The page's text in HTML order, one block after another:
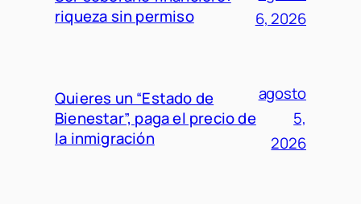
riqueza sin permiso
6, 2026
Quieres un “Estado de
Bienestar”, paga el precio de
la inmigración
agosto
5,
2026